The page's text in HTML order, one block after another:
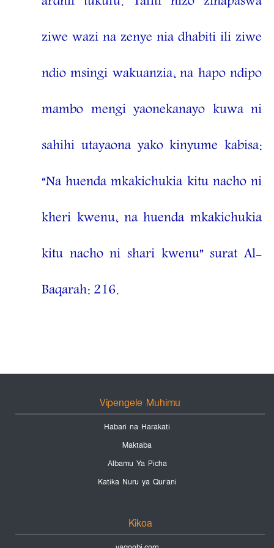
ardhii tukufu. Tafiti hizo zinapaswa
ziwe wazi na zenye nia dhabiti ili ziwe
ndio msingi wakuanzia, na hapo ndipo
mambo mengi yaonekanayo kuwa ni
sahihi utayaona yako kinyume kabisa:
“Na huenda mkakichukia kitu nacho ni
kheri kwenu, na huenda mkakichukia
kitu nacho ni shari kwenu” surat Al-
Baqarah: 216.
Vipengele Muhimu
Habari na Harakati
Maktaba
Albamu Ya Picha
Katika Nuru ya Qur’ani
Kikoa